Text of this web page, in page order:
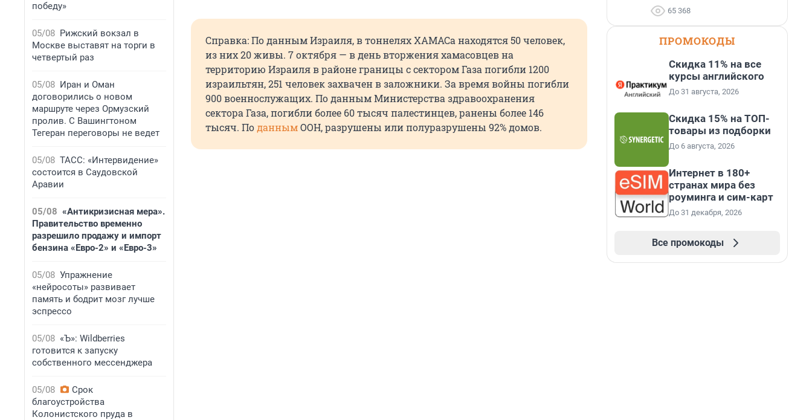
победу»
05/08 Рижский вокзал в
Москве выставят на торги в
четвертый раз
05/08 Иран и Оман
договорились о новом
маршруте через Ормузский
пролив. С Вашингтоном
Тегеран переговоры не ведет
05/08 ТАСС: «Интервидение»
состоится в Саудовской
Аравии
05/08 «Антикризисная мера».
Правительство временно
разрешило продажу и импорт
бензина «Евро-2» и «Евро-3»
05/08 Упражнение
«нейросоты» развивает
память и бодрит мозг лучше
эспрессо
05/08 «Ъ»: Wildberries
готовится к запуску
собственного мессенджера
05/08
Срок
благоустройства
Колонистского пруда в
Справка: По данным Израиля, в тоннелях ХАМАСа находятся 50 человек,
из них 20 живы. 7 октября — в день вторжения хамасовцев на
территорию Израиля в районе границы с сектором Газа погибли 1200
израильтян, 251 человек захвачен в заложники. За время войны погибли
900 военнослужащих. По данным Министерства здравоохранения
сектора Газа, погибли более 60 тысяч палестинцев, ранены более 146
тысяч. По даннымООН, разрушены или полуразрушены 92% домов.
65 368
ПРОМОКОДЫ
Скидка 11% на все
курсы английского
До 31 августа, 2026
Скидка 15% на ТОП-
товары из подборки
До 6 августа, 2026
Интернет в 180+
странах мира без
роуминга и сим-карт
До 31 декабря, 2026
Все промокоды